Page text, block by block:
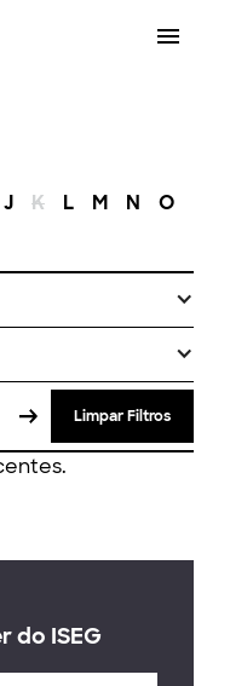
J K L M N O
Limpar Filtros
do ISEG